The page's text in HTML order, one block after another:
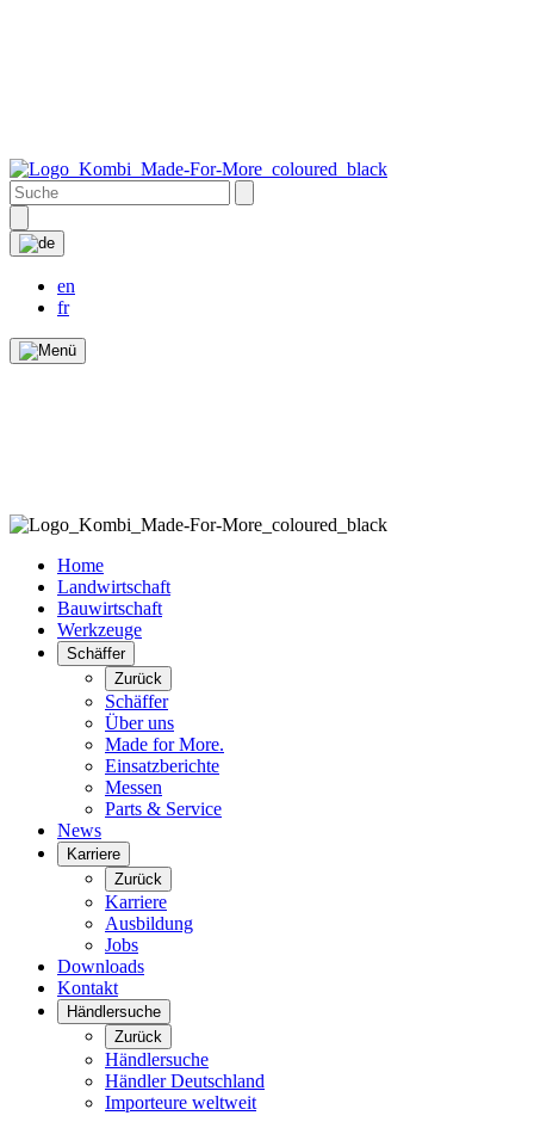
en
fr
Home
Landwirtschaft
Bauwirtschaft
Werkzeuge
Schäffer
Zurück
Schäffer
Über uns
Made for More.
Einsatzberichte
Messen
Parts & Service
News
Karriere
Zurück
Karriere
Ausbildung
Jobs
Downloads
Kontakt
Händlersuche
Zurück
Händlersuche
Händler Deutschland
Importeure weltweit